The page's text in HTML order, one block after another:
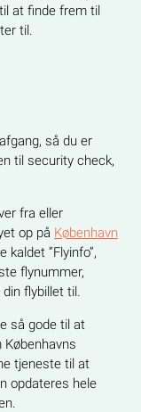
at finde frem til
til.
så du er
til security check,
fra eller
op på København
kaldet ”Flyinfo”,
flynummer,
flybillet til.
så gode til at
tjeneste til at
opdateres hele